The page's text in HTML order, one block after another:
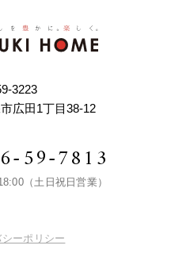
3223
広田1丁目38-12
59-7813
（土日祝日営業）
ーポリシー